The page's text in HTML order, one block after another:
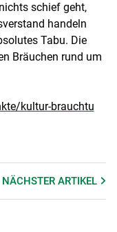
schief geht,
handeln
Tabu. Die
Bräuchen rund um
kultur-brauchtu
NÄCHSTERARTIKEL